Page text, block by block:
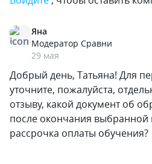
Яна
Модератор Сравни
29 мая
Добрый день, Татьяна! Для
уточните, пожалуйста,
отзыву, какой документ об
после окончания выбранной
рассрочка оплаты обучения?